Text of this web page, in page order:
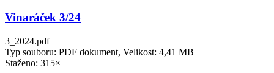
Vinaráček 3/24
3_2024.pdf
Typ souboru: PDF dokument, Velikost: 4,41 MB
Staženo: 315×